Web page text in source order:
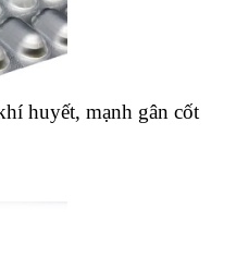
huyết, mạnh gân cốt